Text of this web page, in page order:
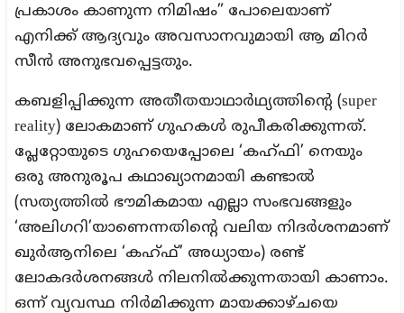
പ്രകാശം കാണുന്ന നിമിഷം” പോലെയാണ്
എനിക്ക് ആദ്യവും അവസാനവുമായി ആ മിറർ
സീൻ അനുഭവപ്പെട്ടതും.
കബളിപ്പിക്കുന്ന അതീതയാഥാർഥ്യത്തിന്റെ (super
reality) ലോകമാണ് ഗുഹകൾ രുപീകരിക്കുന്നത്.
പ്ലേറ്റോയുടെ ഗുഹയെപ്പോലെ ‘കഹ്ഫി’ നെയും
ഒരു അനുരൂപ കഥാഖ്യാനമായി കണ്ടാൽ
(സത്യത്തിൽ ഭൗമികമായ എല്ലാ സംഭവങ്ങളും
‘അലിഗറി’യാണെന്നതിന്റെ വലിയ നിദർശനമാണ്
ഖുർആനിലെ ‘കഹ്ഫ്’ അധ്യായം) രണ്ട്
ലോകദർശനങ്ങൾ നിലനിൽക്കുന്നതായി കാണാം.
ഒന്ന് വ്യവസ്ഥ നിർമിക്കുന്ന മായക്കാഴ്‌ചയെ